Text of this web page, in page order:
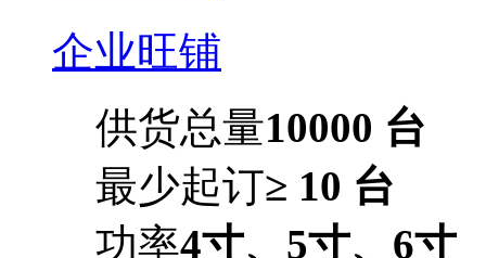
企业旺铺
供货总量10000 台
最少起订≥ 10 台
功率4寸、5寸、6寸